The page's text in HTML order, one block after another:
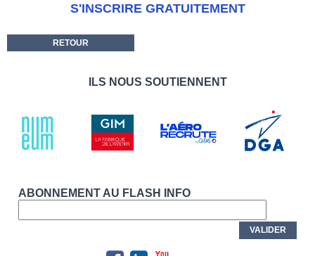
S'INSCRIRE GRATUITEMENT
RETOUR
ILS NOUS SOUTIENNENT
ABONNEMENT AU FLASH INFO